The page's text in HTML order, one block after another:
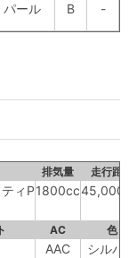
パール B -
排気量 走行距
ィP1800cc
AC 色
AAC シルバ